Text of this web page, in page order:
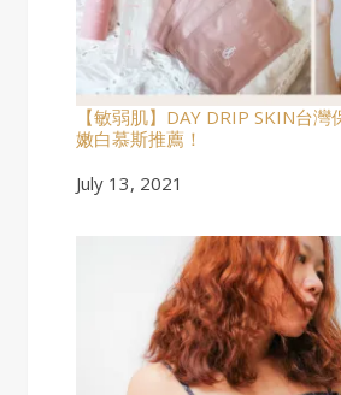
【敏弱肌】DAY DRIP SKIN台
嫩白慕斯推薦！
Date
July 13, 2021